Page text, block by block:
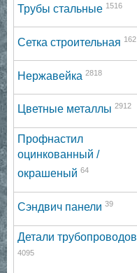
Трубы стальные 1516
Сетка строительная 162
Нержавейка 2818
Цветные металлы 2912
Профнастил
оцинкованный /
окрашеный 64
Сэндвич панели 39
Детали трубопроводов
4095